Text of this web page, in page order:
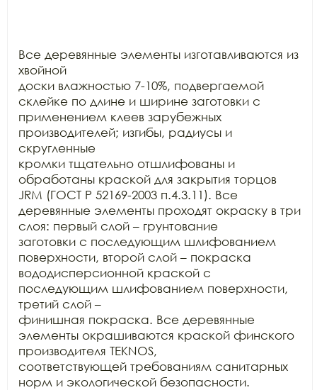
Все деревянные элементы изготавливаются из
хвойной
доски влажностью 7-10%, подвергаемой
склейке по длине и ширине заготовки с
применением клеев зарубежных
производителей; изгибы, радиусы и
скругленные
кромки тщательно отшлифованы и
обработаны краской для закрытия торцов
JRM (ГОСТ Р 52169-2003 п.4.3.11). Все
деревянные элементы проходят окраску в три
слоя: первый слой – грунтование
заготовки с последующим шлифованием
поверхности, второй слой – покраска
вододисперсионной краской с
последующим шлифованием поверхности,
третий слой –
финишная покраска. Все деревянные
элементы окрашиваются краской финского
производителя TEKNOS,
соответствующей требованиям санитарных
норм и экологической безопасности.